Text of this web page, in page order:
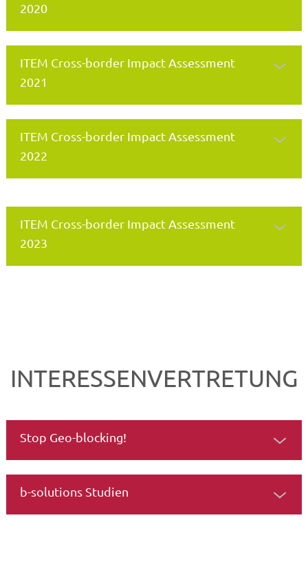
2020
ITEM Cross-border Impact Assessment
2021
ITEM Cross-border Impact Assessment
2022
ITEM Cross-border Impact Assessment
2023
INTERESSENVERTRETUNG
Stop Geo-blocking!
b-solutions Studien